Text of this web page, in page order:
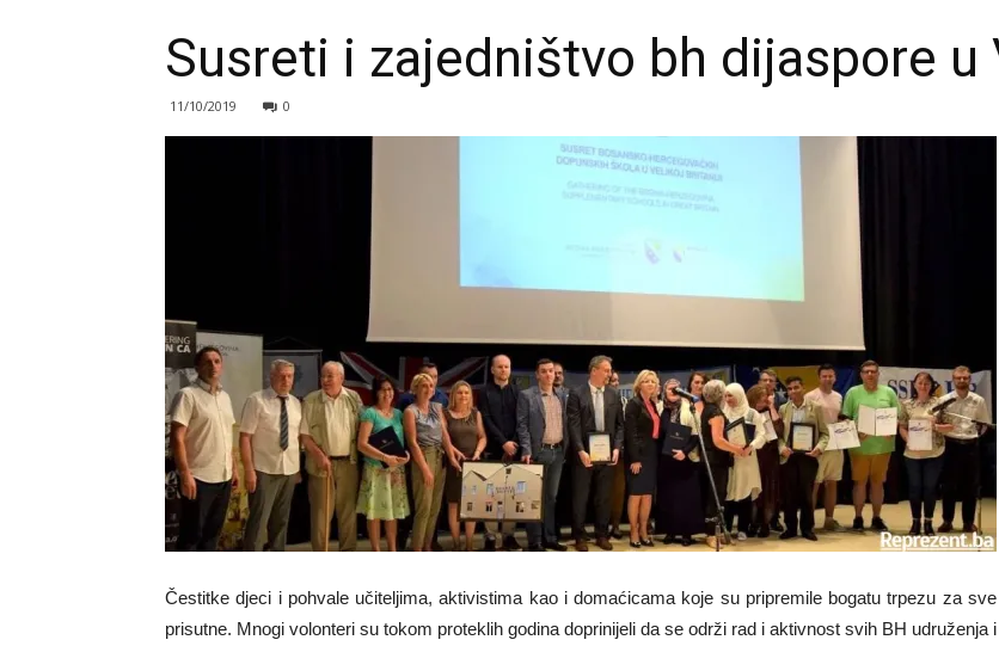
Susreti i zajedništvo bh dijaspore u
11/10/2019 0
Čestitke djeci i pohvale učiteljima, aktivistima kao i domaćicama koje su pripremile bogatu trpezu za sve
prisutne. Mnogi volonteri su tokom proteklih godina doprinijeli da se održi rad i aktivnost svih BH udruženja i